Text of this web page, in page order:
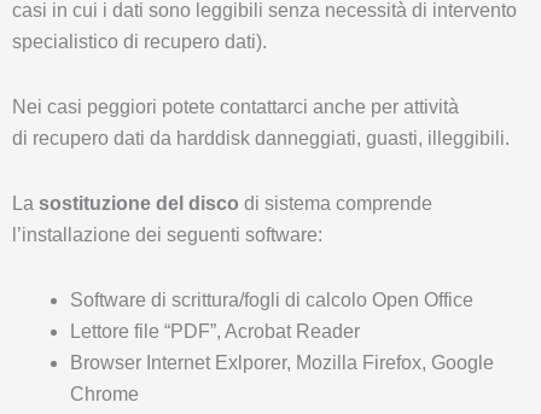
casi in cui i dati sono leggibili senza necessità di intervento
specialistico di recupero dati).
Nei casi peggiori potete contattarci anche per attività
di recupero dati da harddisk danneggiati, guasti, illeggibili.
La sostituzione del disco di sistema comprende
l’installazione dei seguenti software:
Software di scrittura/fogli di calcolo Open Office
Lettore file “PDF”, Acrobat Reader
Browser Internet Exlporer, Mozilla Firefox, Google
Chrome